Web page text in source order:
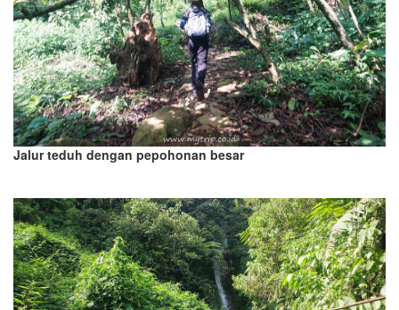
Jalur teduh dengan pepohonan besar